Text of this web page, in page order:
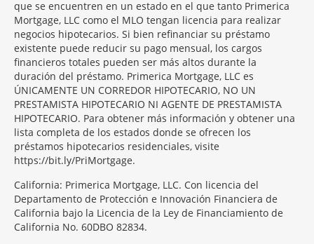
que se encuentren en un estado en el que tanto Primerica
Mortgage, LLC como el MLO tengan licencia para realizar
negocios hipotecarios. Si bien refinanciar su préstamo
existente puede reducir su pago mensual, los cargos
financieros totales pueden ser más altos durante la
duración del préstamo. Primerica Mortgage, LLC es
ÚNICAMENTE UN CORREDOR HIPOTECARIO, NO UN
PRESTAMISTA HIPOTECARIO NI AGENTE DE PRESTAMISTA
HIPOTECARIO. Para obtener más información y obtener una
lista completa de los estados donde se ofrecen los
préstamos hipotecarios residenciales, visite
https://bit.ly/PriMortgage.
California: Primerica Mortgage, LLC. Con licencia del
Departamento de Protección e Innovación Financiera de
California bajo la Licencia de la Ley de Financiamiento de
California No. 60DBO 82834.